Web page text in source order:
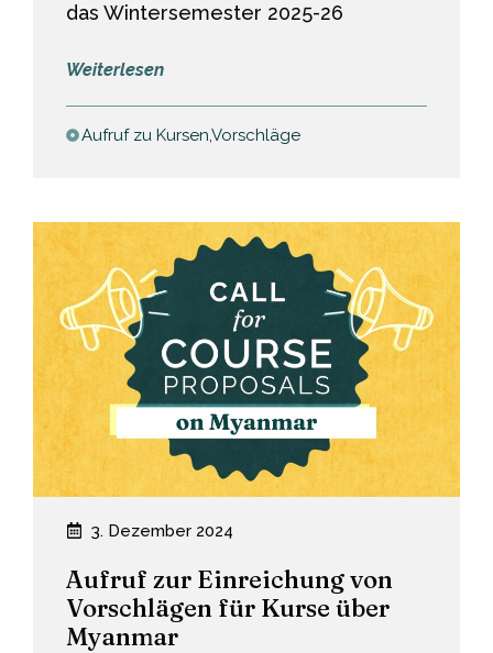
das Wintersemester 2025-26
Weiterlesen:
Einreichung
für
die
Online-
Vortragsreihe
at
War“
Aufruf zu Kursen,Vorschläge
3. Dezember 2024
Aufruf zur Einreichung von
Vorschlägen für Kurse über
Myanmar